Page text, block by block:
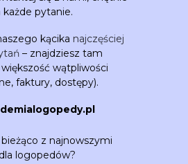
pytanie.
kącika najczęściej
– znajdziesz tam
wątpliwości
faktury, dostępy).
z najnowszymi
logopedów?